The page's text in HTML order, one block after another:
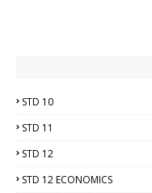
STD 10
STD 11
STD 12
STD 12 ECONOMICS